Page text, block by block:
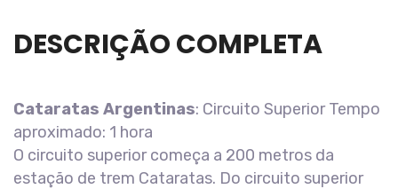
DESCRIÇÃO COMPLETA
Cataratas Argentinas: Circuito Superior Tempo
aproximado: 1 hora
O circuito superior começa a 200 metros da
estação de trem Cataratas. Do circuito superior